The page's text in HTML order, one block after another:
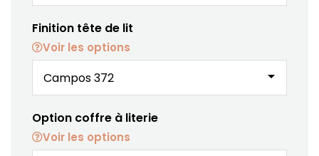
Finition tête de lit
Voir les options
arrow_drop_down
Option coffre à literie
Voir les options